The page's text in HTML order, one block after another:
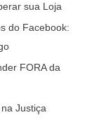
sua Loja
do Facebook:
FORA da
Justiça